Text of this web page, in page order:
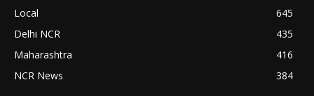
Local
645
Delhi NCR
435
Maharashtra
416
NCR News
384